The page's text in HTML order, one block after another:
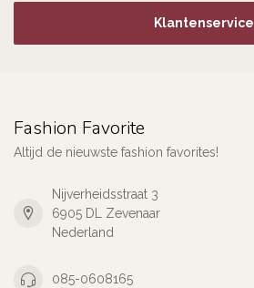
Klantenservice
Fashion Favorite
Altijd de nieuwste fashion favorites!
Nijverheidsstraat 3
6905 DL Zevenaar
Nederland
085-0608165